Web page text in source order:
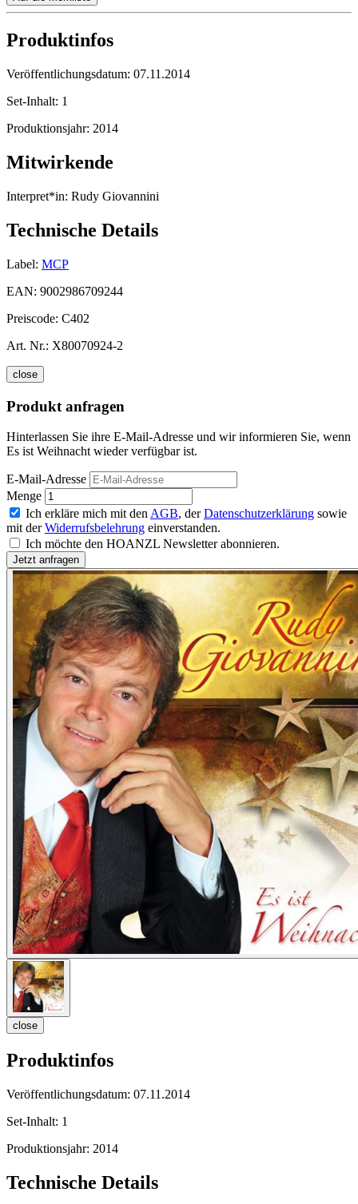
Produktinfos
Veröffentlichungsdatum: 07.11.2014
Set-Inhalt: 1
Produktionsjahr: 2014
Mitwirkende
Interpret*in: Rudy Giovannini
Technische Details
Label: MCP
EAN: 9002986709244
Preiscode: C402
Art. Nr.: X80070924-2
close
Produkt anfragen
Hinterlassen Sie ihre E-Mail-Adresse und wir informieren Sie, wenn
Es ist Weihnacht wieder verfügbar ist.
E-Mail-Adresse
Menge
Ich erkläre mich mit den AGB, derDatenschutzerklärung sowie
mit derWiderrufsbelehrung einverstanden.
Ich möchte den HOANZL Newsletter abonnieren.
close
Produktinfos
Veröffentlichungsdatum: 07.11.2014
Set-Inhalt: 1
Produktionsjahr: 2014
Technische Details